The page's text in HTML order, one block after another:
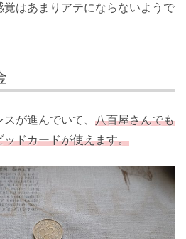
覚はあまりアテにならないようで
が進んでいて、 八百屋さんでも
ドカードが使えます。